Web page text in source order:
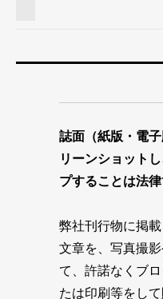
誌面（紙版・電
リーンショット
プすることは法
弊社刊行物に掲
文章を、写真撮
て、許諾なくブ
たは印刷等をし